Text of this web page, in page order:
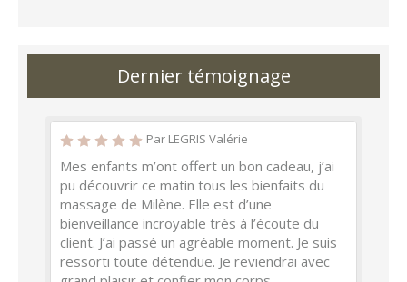
Dernier témoignage
Par LEGRIS Valérie
Mes enfants m’ont offert un bon cadeau, j’ai
pu découvrir ce matin tous les bienfaits du
massage de Milène. Elle est d’une
bienveillance incroyable très à l’écoute du
client. J’ai passé un agréable moment. Je suis
ressorti toute détendue. Je reviendrai avec